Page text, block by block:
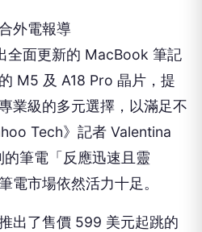
外電報導
全面更新的 MacBook 筆記
M5 及 A18 Pro 晶片，提
業級的多元選擇，以滿足不
Tech》記者 Valentina
筆電「反應迅速且靈
電市場依然活力十足。
出了售價 599 美元起跳的